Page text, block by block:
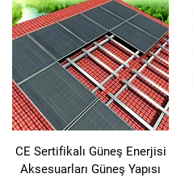
CE Sertifikalı Güneş Enerjisi
Aksesuarları Güneş Yapısı